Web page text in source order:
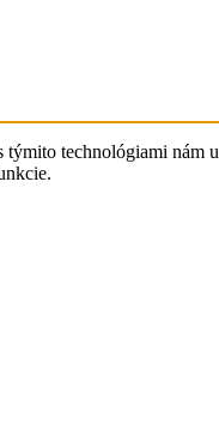
týmito technológiami nám